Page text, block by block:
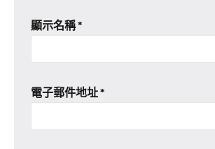
顯示名稱*
電子郵件地址*